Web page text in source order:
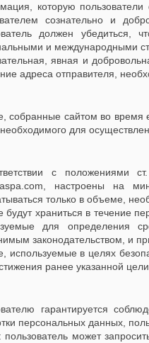
которую пользователи
сознательно и
должен убедиться,
и международными
явная и
адреса отправителя,
собранные сайтом во время
необходимого для
с положениями
, настроены на
только в объеме,
будут храниться в течение
для определения
законодательством, и
используемые в целях
ранее указанной цели.
гарантируется
персональных данных,
пользователь может